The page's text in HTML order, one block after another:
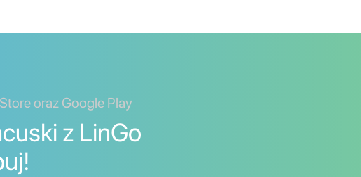
oraz Google Play
z LinGo